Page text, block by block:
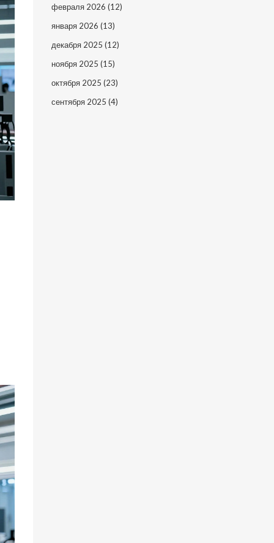
февраля 2026 (12)
января 2026 (13)
декабря 2025 (12)
ноября 2025 (15)
октября 2025 (23)
сентября 2025 (4)